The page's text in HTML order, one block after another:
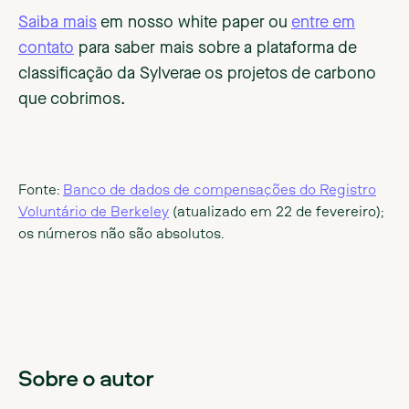
Saiba mais em nosso white paper ou entre em
contato para saber mais sobre a plataforma de
classificação da Sylverae os projetos de carbono
que cobrimos.
Fonte: Banco de dados de compensações do Registro
Voluntário de Berkeley (atualizado em 22 de fevereiro);
os números não são absolutos.
Sobre o autor